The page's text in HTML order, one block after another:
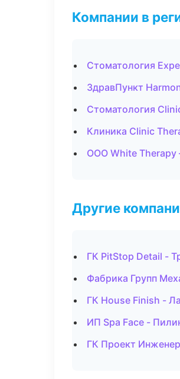
Компании в
Стоматология
ЗдравПункт
Стоматология
Клиника Clinic
ООО White
Другие
ГК PitStop Detail -
Фабрика Групп
ГК House Finish -
ИП Spa Face -
ГК Проект